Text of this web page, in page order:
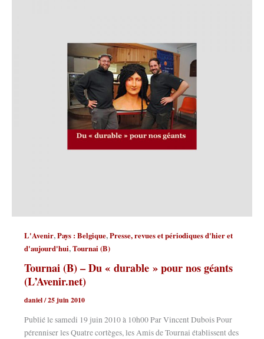
L'Avenir,Pays : Belgique,Presse, revues et périodiques d'hier et
d'aujourd'hui,Tournai (B)
Tournai (B) – Du « durable » pour nos géants
(L’Avenir.net)
daniel/25 juin 2010
Publié le samedi 19 juin 2010 à 10h00 Par Vincent Dubois Pour
pérenniser les Quatre cortèges, les Amis de Tournai établissent des